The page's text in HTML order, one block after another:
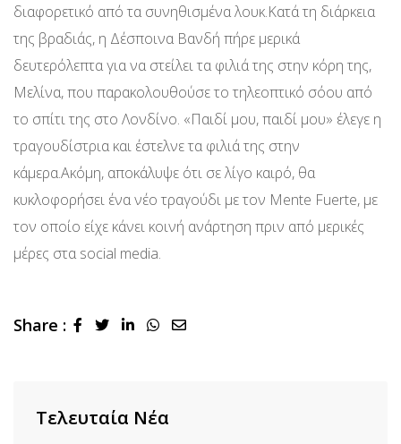
διαφορετικό από τα συνηθισμένα λουκ.Κατά τη διάρκεια
της βραδιάς, η Δέσποινα Βανδή πήρε μερικά
δευτερόλεπτα για να στείλει τα φιλιά της στην κόρη της,
Μελίνα, που παρακολουθούσε το τηλεοπτικό σόου από
το σπίτι της στο Λονδίνο. «Παιδί μου, παιδί μου» έλεγε η
τραγουδίστρια και έστελνε τα φιλιά της στην
κάμερα.Ακόμη, αποκάλυψε ότι σε λίγο καιρό, θα
κυκλοφορήσει ένα νέο τραγούδι με τον Mente Fuerte, με
τον οποίο είχε κάνει κοινή ανάρτηση πριν από μερικές
μέρες στα social media.
Share : LinkedInWhatsapp
Share
Τελευταία Νέα